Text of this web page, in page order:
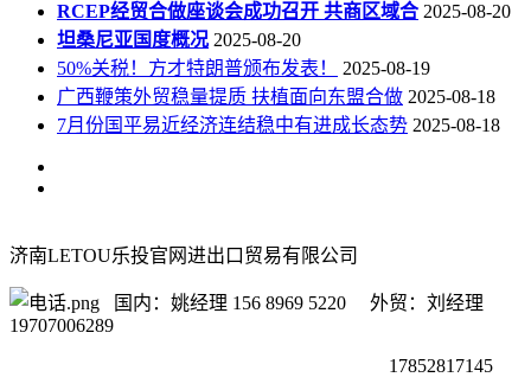
RCEP经贸合做座谈会成功召开 共商区域合 2025-08-20
坦桑尼亚国度概况 2025-08-20
50%关税！方才特朗普颁布发表！
2025-08-19
广西鞭策外贸稳量提质 扶植面向东盟合做 2025-08-18
7月份国平易近经济连结稳中有进成长态势 2025-08-18
济南LETOU乐投官网进出口贸易有限公司
国内：姚经理 156 8969 5220 外贸：刘经理
19707006289
17852817145